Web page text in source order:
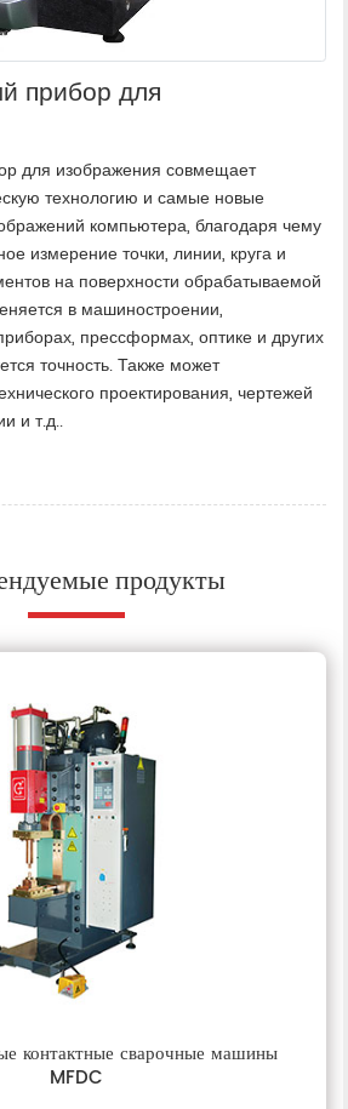
прибор для
для изображения совмещает
технологию и самые новые
компьютера, благодаря чему
измерение точки, линии, круга и
на поверхности обрабатываемой
в машиностроении,
прессформах, оптике и других
точность. Также может
проектирования, чертежей
и т.д..
продукты
контактные сварочные машины
MFDC